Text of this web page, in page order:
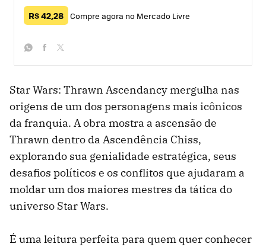
R$ 42,28 Compre agora no Mercado Livre
Star Wars: Thrawn Ascendancy mergulha nas
origens de um dos personagens mais icônicos
da franquia. A obra mostra a ascensão de
Thrawn dentro da Ascendência Chiss,
explorando sua genialidade estratégica, seus
desafios políticos e os conflitos que ajudaram a
moldar um dos maiores mestres da tática do
universo Star Wars.
É uma leitura perfeita para quem quer conhecer